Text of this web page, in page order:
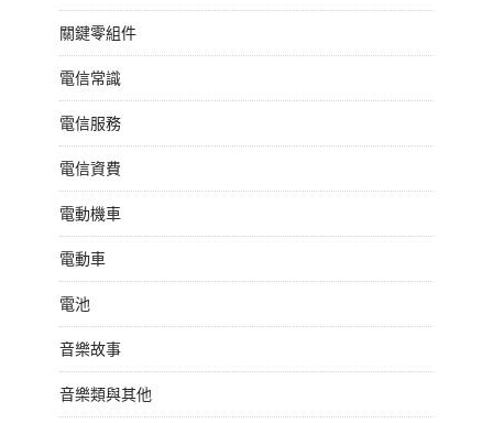
關鍵零組件
電信常識
電信服務
電信資費
電動機車
電動車
電池
音樂故事
音樂類與其他